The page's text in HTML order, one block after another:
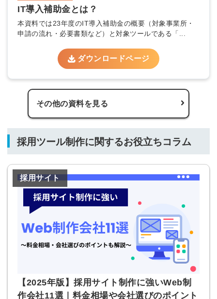
IT導入補助金とは？
本資料では23年度のIT導入補助金の概要（対象事業所・
申請の流れ・必要書類など）と対象ツールである「...
ダウンロードページ
その他の資料を見る
採用ツール制作に関するお役立ちコラム
採用サイト
【2025年版】採用サイト制作に強いWeb制
作会社11選｜料金相場や会社選びのポイント
をご利用する
簡単10秒！無料会員登録
採用課題の解決、新しい採用の
取り組みなどを取材したインタ
ビュー記事が読める
採用にまつわる独自の調査レポ
ートが届く
採用に役立つ記事・資料が届く
メールアドレス